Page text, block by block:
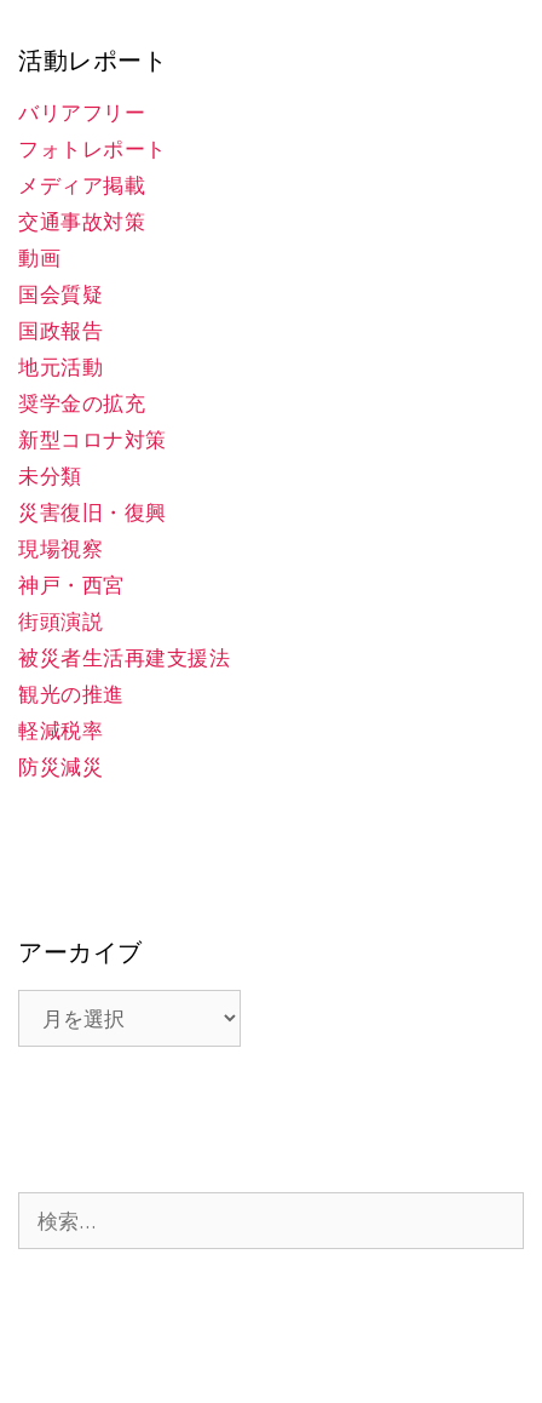
活動レポート
バリアフリー
フォトレポート
メディア掲載
交通事故対策
動画
国会質疑
国政報告
地元活動
奨学金の拡充
新型コロナ対策
未分類
災害復旧・復興
現場視察
神戸・西宮
街頭演説
被災者生活再建支援法
観光の推進
軽減税率
防災減災
アーカイブ
索: